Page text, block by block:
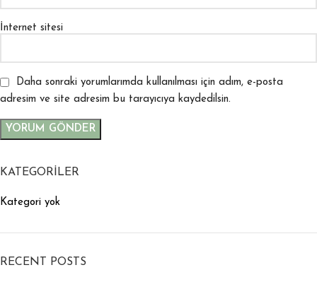
İnternet sitesi
Daha sonraki yorumlarımda kullanılması için adım, e-posta
adresim ve site adresim bu tarayıcıya kaydedilsin.
KATEGORILER
Kategori yok
RECENT POSTS